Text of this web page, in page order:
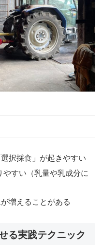
択採食」が起きやすい
すい（乳量や乳成分に
増えることがある
る実践テクニック